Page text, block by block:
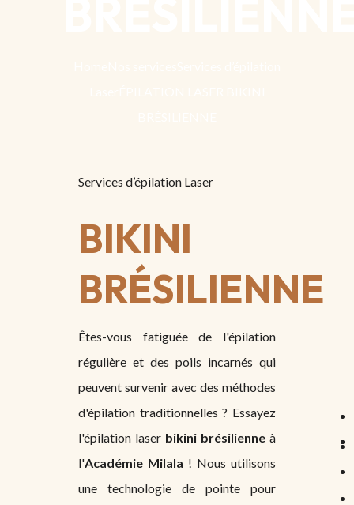
Services d’épilation Laser
BIKINI
BRÉSILIENNE
Êtes-vous fatiguée de l'épilation
régulière et des poils incarnés qui
peuvent survenir avec des méthodes
d'épilation traditionnelles ? Essayez
l'épilation laser bikini brésilienne à
l'Académie Milala ! Nous utilisons
une technologie de pointe pour